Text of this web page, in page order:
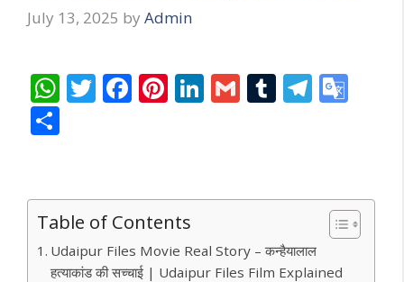
July 13, 2025 by Admin
W
A
p
p
T F
o
o
k
Pi
st
Li
dI
G T
r
T
a
m
e
Tr
e
Table of Contents
Udaipur Files Movie Real Story – कन्हैयालाल
हत्याकांड की सच्चाई | Udaipur Files Film Explained